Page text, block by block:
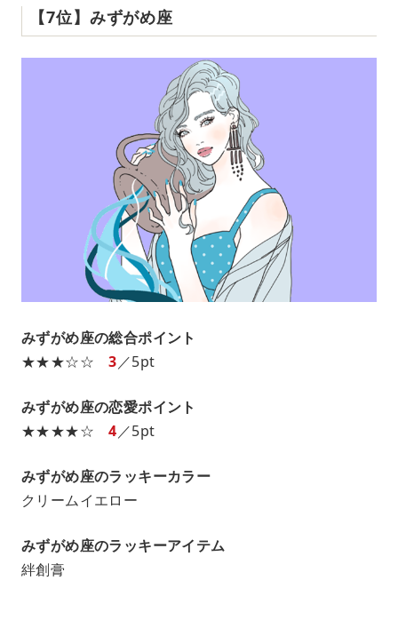
【7位】みずがめ座
みずがめ座の総合ポイント
★★★☆☆3／5pt
みずがめ座の恋愛ポイント
★★★★☆4／5pt
みずがめ座のラッキーカラー
クリームイエロー
みずがめ座のラッキーアイテム
絆創膏